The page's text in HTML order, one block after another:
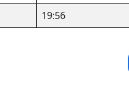
19:56